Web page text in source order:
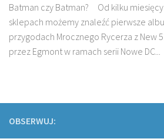
Batman czy Batman? Od kilku miesięcy
sklepach możemy znaleźć pierwsze
przygodach Mrocznego Rycerza z New
przez Egmont w ramach serii Nowe DC...
OBSERWUJ: